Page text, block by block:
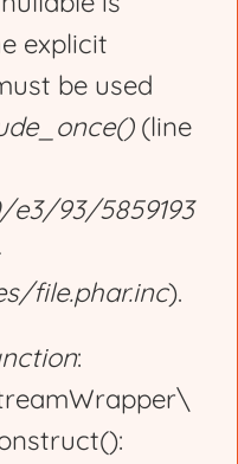
explicit
be used
(line
93/5859193
file.phar.inc).
: